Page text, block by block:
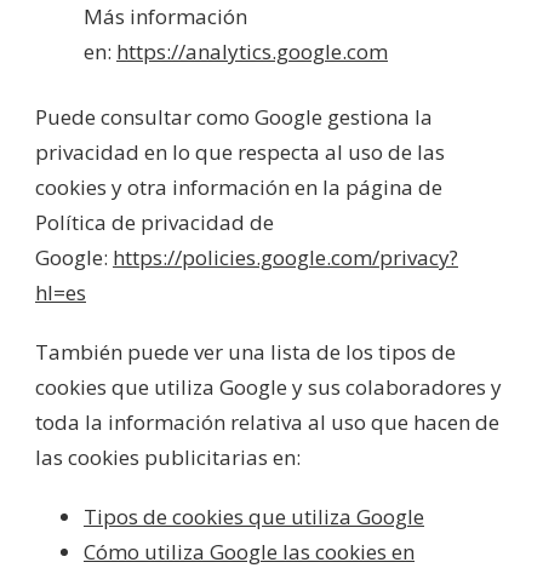
Más información
en: https://analytics.google.com
Puede consultar como Google gestiona la
privacidad en lo que respecta al uso de las
cookies y otra información en la página de
Política de privacidad de
Google: https://policies.google.com/privacy?
hl=es
También puede ver una lista de los tipos de
cookies que utiliza Google y sus colaboradores y
toda la información relativa al uso que hacen de
las cookies publicitarias en:
Tipos de cookies que utiliza Google
Cómo utiliza Google las cookies en